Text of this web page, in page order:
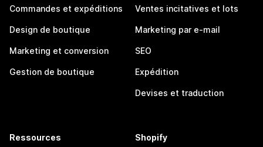
Commandes et expéditions
Design de boutique
Marketing et conversion
Gestion de boutique
Ventes incitatives et lots
Marketing par e-mail
SEO
Expédition
Devises et traduction
Ressources Shopify